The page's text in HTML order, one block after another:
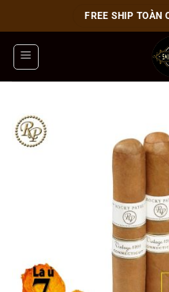
qua
nội
dung
FREE SHIP TOÀN